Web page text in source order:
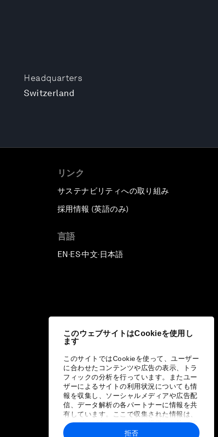
このウェブサイトはCookieを使用し
ます
このサイトではCookieを使って、ユーザー
に合わせたコンテンツや広告の表示、トラ
フィックの分析を行っています。またユー
ザーによるサイトの利用状況についても情
報を収集し、ソーシャルメディアや広告配
信、データ解析の各パートナーに情報を共
有しています。ここで収集された情報は、
ユーザーが各パートナーに提供した他の情
報や各パートナーのサービスを使用した際
拒否
Headquarters
Switzerland
リンク
サステナビリティへの取り組み
採用情報 (英語のみ)
言語
EN ▪ES▪中文▪ 日本語